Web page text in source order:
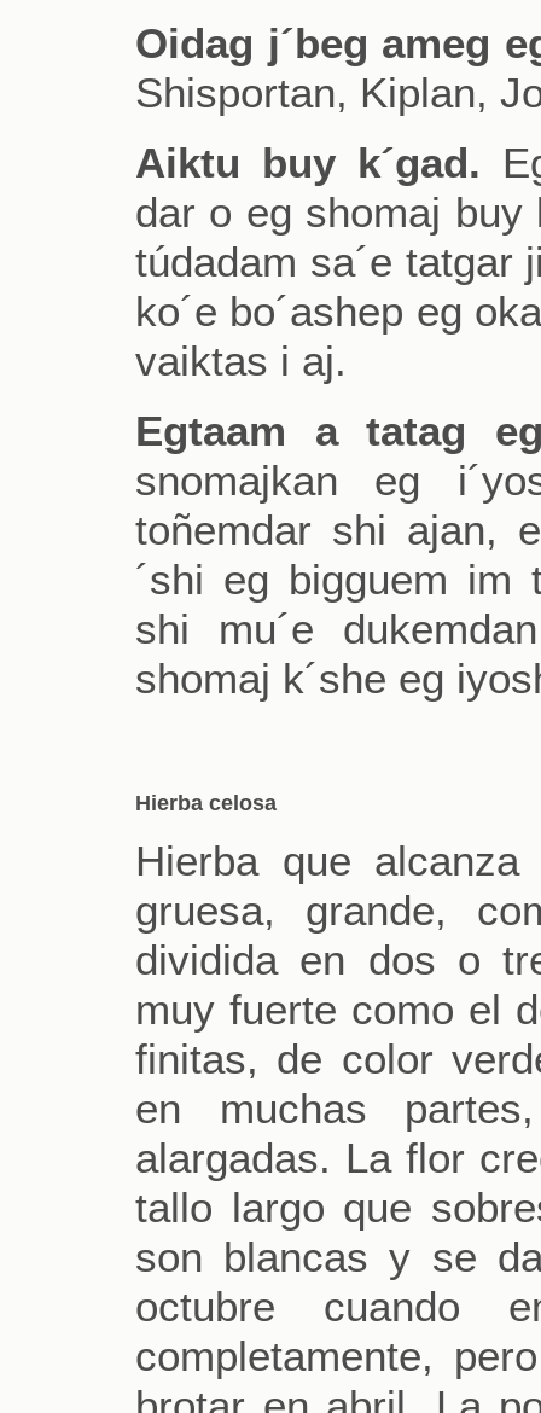
Oidag j´beg ameg
Shisportan, Kiplan,
Aiktu buy k´gad.
dar o eg shomaj buy
túdadam sa´e tatgar
ko´e bo´ashep eg
vaiktas i aj.
Egtaam a tatag
snomajkan eg
toñemdar shi ajan,
´shi eg bigguem im
shi mu´e
shomaj k´she eg
Hierba celosa
Hierba que
gruesa, grande,
dividida en dos o
muy fuerte como el
finitas, de color
en muchas
alargadas. La flor
tallo largo que
son blancas y se
octubre cuando
completamente,